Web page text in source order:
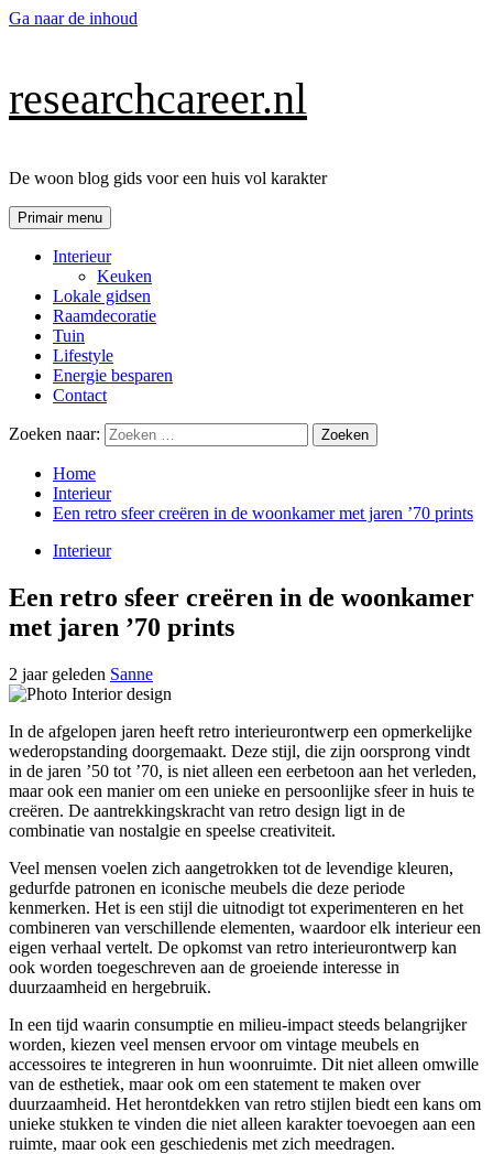
Ga naar de inhoud
researchcareer.nl
De woon blog gids voor een huis vol karakter
Primair menu
Interieur
Keuken
Lokale gidsen
Raamdecoratie
Tuin
Lifestyle
Energie besparen
Contact
Zoeken naar:
Home
Interieur
Een retro sfeer creëren in de woonkamer met jaren ’70 prints
Interieur
Een retro sfeer creëren in de woonkamer
met jaren ’70 prints
2 jaar geleden Sanne
In de afgelopen jaren heeft retro interieurontwerp een opmerkelijke
wederopstanding doorgemaakt. Deze stijl, die zijn oorsprong vindt
in de jaren ’50 tot ’70, is niet alleen een eerbetoon aan het verleden,
maar ook een manier om een unieke en persoonlijke sfeer in huis te
creëren. De aantrekkingskracht van retro design ligt in de
combinatie van nostalgie en speelse creativiteit.
Veel mensen voelen zich aangetrokken tot de levendige kleuren,
gedurfde patronen en iconische meubels die deze periode
kenmerken. Het is een stijl die uitnodigt tot experimenteren en het
combineren van verschillende elementen, waardoor elk interieur een
eigen verhaal vertelt. De opkomst van retro interieurontwerp kan
ook worden toegeschreven aan de groeiende interesse in
duurzaamheid en hergebruik.
In een tijd waarin consumptie en milieu-impact steeds belangrijker
worden, kiezen veel mensen ervoor om vintage meubels en
accessoires te integreren in hun woonruimte. Dit niet alleen omwille
van de esthetiek, maar ook om een statement te maken over
duurzaamheid. Het herontdekken van retro stijlen biedt een kans om
unieke stukken te vinden die niet alleen karakter toevoegen aan een
ruimte, maar ook een geschiedenis met zich meedragen.